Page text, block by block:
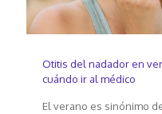
Otitis del nadador en
cuándo ir al médico
El verano es sinónimo